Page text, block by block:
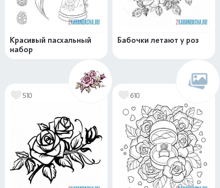
Красивый пасхальный
набор
Бабочки летают у роз
510 610